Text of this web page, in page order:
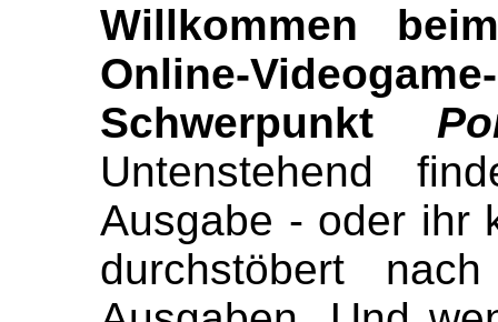
Willkommen
Online-
Schwerpunkt
Untenstehend
Ausgabe - oder ihr
durchstöbert